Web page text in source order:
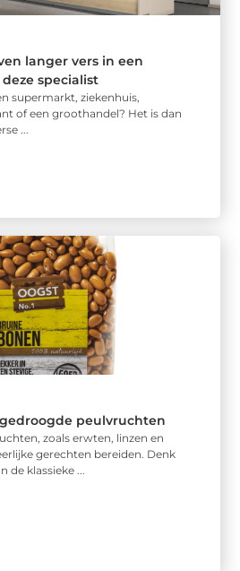
langer vers in een
specialist
supermarkt, ziekenhuis,
of een groothandel? Het is dan
...
peulvruchten
zoals erwten, linzen en
gerechten bereiden. Denk
klassieke ...